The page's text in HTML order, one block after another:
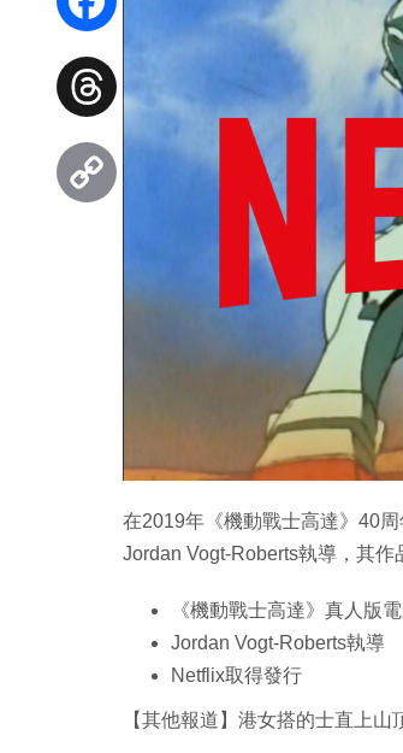
在2019年《機動戰士高達》40
Jordan Vogt-Roberts執導，其作
《機動戰士高達》真人版
Jordan Vogt-Roberts執導
Netflix取得發行
【其他報道】港女搭的士直上
Facebook
Threads